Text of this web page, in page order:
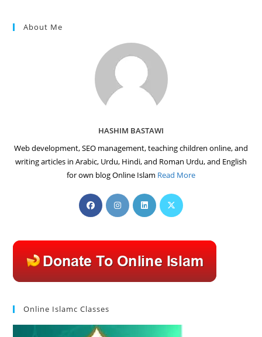
About Me
HASHIM BASTAWI
Web development, SEO management, teaching children online, and
writing articles in Arabic, Urdu, Hindi, and Roman Urdu, and English
for own blog Online Islam Read More
Opens
in
tab
Opens
in
tab
Opens
in
tab
Opens
tab
Online Islamc Classes